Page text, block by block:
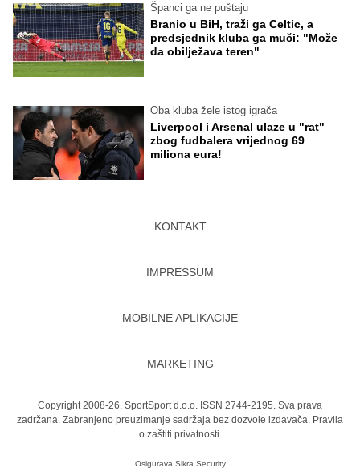
Španci ga ne puštaju
Branio u BiH, traži ga Celtic, a
predsjednik kluba ga muči: "Može
da obilježava teren"
Oba kluba žele istog igrača
Liverpool i Arsenal ulaze u "rat"
zbog fudbalera vrijednog 69
miliona eura!
KONTAKT
IMPRESSUM
MOBILNE APLIKACIJE
MARKETING
Copyright 2008-26. SportSport d.o.o. ISSN 2744-2195. Sva prava
zadržana. Zabranjeno preuzimanje sadržaja bez dozvole izdavača. Pravila
o zaštiti privatnosti.
Osigurava Sikra Security